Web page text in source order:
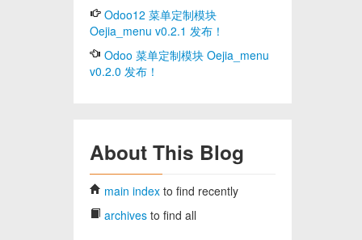
Odoo12 菜单定制模块
Oejia_menu v0.2.1 发布！
Odoo 菜单定制模块 Oejia_menu
v0.2.0 发布！
About This Blog
main index to find recently
archives to find all